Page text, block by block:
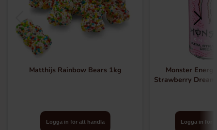
Matthijs Rainbow Bears 1kg
Logga in för att handla
Monster
Strawberry
Logga in för